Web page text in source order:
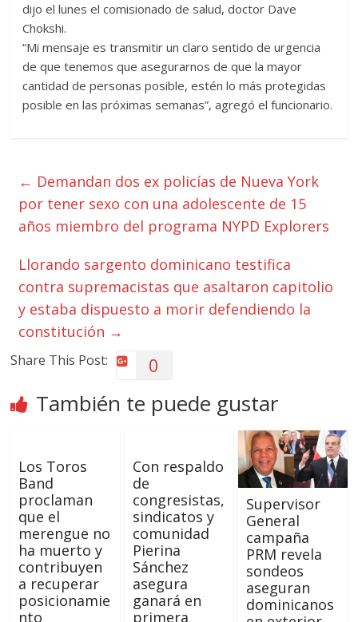
dijo el lunes el comisionado de salud, doctor Dave
Chokshi.
“Mi mensaje es transmitir un claro sentido de urgencia
de que tenemos que asegurarnos de que la mayor
cantidad de personas posible, estén lo más protegidas
posible en las próximas semanas”, agregó el funcionario.
← Demandan dos ex policías de Nueva York
por tener sexo con una adolescente de 15
años miembro del programa NYPD Explorers
Llorando sargento dominicano testifica
contra supremacistas que asaltaron capitolio
y estaba dispuesto a morir defendiendo la
constitución →
Share This Post: 0
También te puede gustar
Los Toros
Band
proclaman
que el
merengue no
ha muerto y
contribuyen
a recuperar
posicionamie
nto
Con respaldo
de
congresistas,
sindicatos y
comunidad
Pierina
Sánchez
asegura
ganará en
primera
Supervisor
General
campaña
PRM revela
sondeos
aseguran
dominicanos